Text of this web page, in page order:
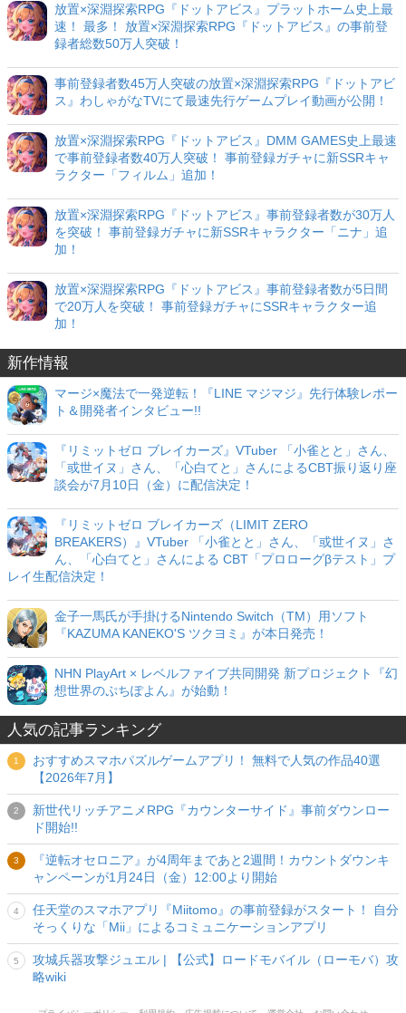
放置×深淵探索RPG『ドットアビス』プラットホーム史上最
速！ 最多！ 放置×深淵探索RPG『ドットアビス』の事前登
録者総数50万人突破！
事前登録者数45万人突破の放置×深淵探索RPG『ドットアビ
ス』わしゃがなTVにて最速先行ゲームプレイ動画が公開！
放置×深淵探索RPG『ドットアビス』DMM GAMES史上最速
で事前登録者数40万人突破！ 事前登録ガチャに新SSRキャ
ラクター「フィルム」追加！
放置×深淵探索RPG『ドットアビス』事前登録者数が30万人
を突破！ 事前登録ガチャに新SSRキャラクター「ニナ」追
加！
放置×深淵探索RPG『ドットアビス』事前登録者数が5日間
で20万人を突破！ 事前登録ガチャにSSRキャラクター追
加！
新作情報
マージ×魔法で一発逆転！『LINE マジマジ』先行体験レポー
ト＆開発者インタビュー!!
『リミットゼロ ブレイカーズ』VTuber 「小雀とと」さん、
「或世イヌ」さん、「心白てと」さんによるCBT振り返り座
談会が7月10日（金）に配信決定！
『リミットゼロ ブレイカーズ（LIMIT ZERO
BREAKERS）』VTuber 「小雀とと」さん、「或世イヌ」さ
ん、「心白てと」さんによる CBT「プロローグβテスト」プ
レイ生配信決定！
金子一馬氏が手掛けるNintendo Switch（TM）用ソフト
『KAZUMA KANEKO'S ツクヨミ』が本日発売！
NHN PlayArt × レベルファイブ共同開発 新プロジェクト『幻
想世界のぷちぽよん』が始動！
人気の記事ランキング
おすすめスマホパズルゲームアプリ！ 無料で人気の作品40選
【2026年7月】
新世代リッチアニメRPG『カウンターサイド』事前ダウンロー
ド開始!!
『逆転オセロニア』が4周年まであと2週間！カウントダウンキ
ャンペーンが1月24日（金）12:00より開始
任天堂のスマホアプリ『Miitomo』の事前登録がスタート！ 自分
そっくりな「Mii」によるコミュニケーションアプリ
攻城兵器攻撃ジュエル | 【公式】ロードモバイル（ローモバ）攻
略wiki